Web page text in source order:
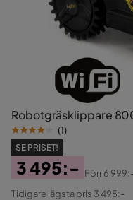
Robotgräsklippare
(1)
SE PRISET!
Pris
3 495:-
Original
Förr6
Tidigare lägsta pris 3 495:-